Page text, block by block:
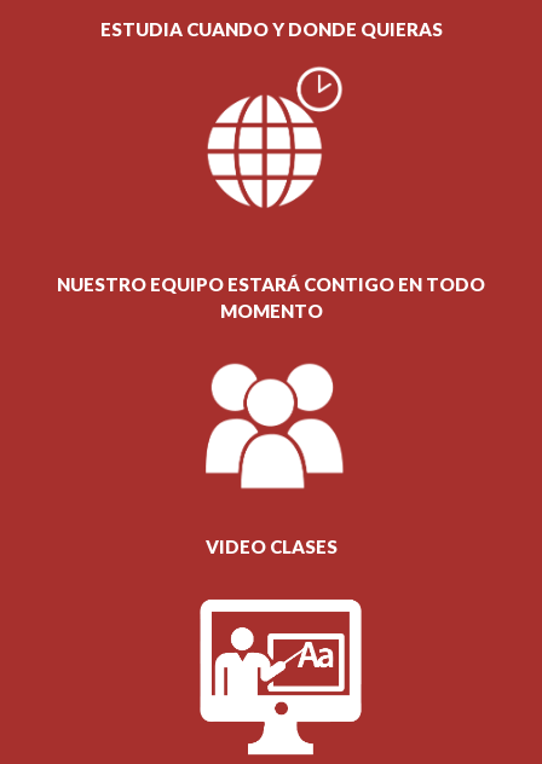
ESTUDIA CUANDO Y DONDE QUIERAS
NUESTRO EQUIPO ESTARÁ CONTIGO EN TODO
MOMENTO
VIDEO CLASES